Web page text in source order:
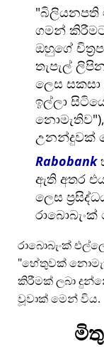
බිලියනපති
ගමන්
ඔහුගේ
තැපැල්
ලෙස සකසා
ඉල්ලා
නොමැතිව
උනන්දුවක්
Rabobank
ඇති අතර
ලෙස
රාබොබැංක්
හේතුවක්
කිරීමක් ලබා
වූවාක් මෙන් විය.